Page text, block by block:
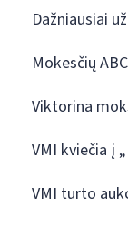
Dažniausiai
Mokesčių ABC
Viktorina
VMI kviečia į
VMI turto